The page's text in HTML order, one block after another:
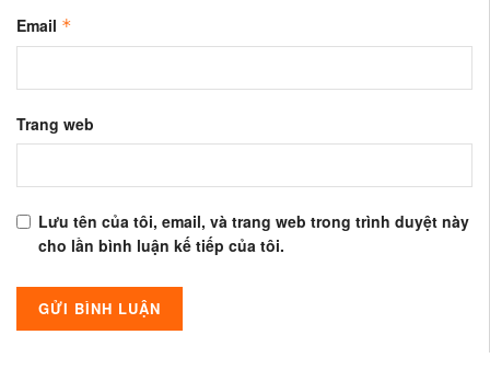
Email *
Trang web
Lưu tên của tôi, email, và trang web trong trình duyệt này
cho lần bình luận kế tiếp của tôi.